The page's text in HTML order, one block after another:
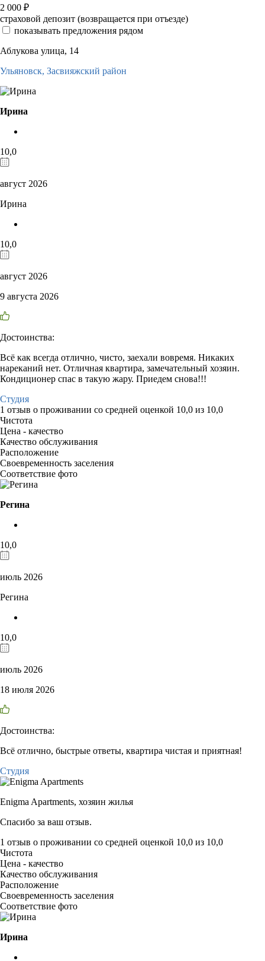
2 000 ₽
страховой депозит (возвращается при отъезде)
показывать предложения рядом
Аблукова улица, 14
Ульяновск, Засвияжский район
Ирина
10,0
август 2026
Ирина
10,0
август 2026
9 августа 2026
Достоинства:
Всё как всегда отлично, чисто, заехали вовремя. Никаких
нареканий нет. Отличная квартира, замечательный хозяин.
Кондиционер спас в такую жару. Приедем снова!!!
Студия
1 отзыв о проживании со средней оценкой 10,0 из 10,0
Чистота
Цена - качество
Качество обслуживания
Расположение
Своевременность заселения
Соответствие фото
Регина
10,0
июль 2026
Регина
10,0
июль 2026
18 июля 2026
Достоинства:
Всё отлично, быстрые ответы, квартира чистая и приятная!
Студия
Enigma Apartments, хозяин жилья
Спасибо за ваш отзыв.
1 отзыв о проживании со средней оценкой 10,0 из 10,0
Чистота
Цена - качество
Качество обслуживания
Расположение
Своевременность заселения
Соответствие фото
Ирина